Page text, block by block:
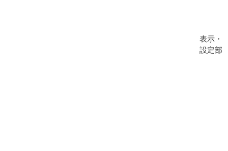
表示・
設定部